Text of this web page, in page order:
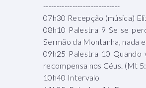
-----------------------------
07h30 Recepção (música)
08h10 Palestra 9 Se se
Sermão da Montanha, nada
09h25 Palestra 10 Quando
recompensa nos Céus. (Mt
10h40 Intervalo